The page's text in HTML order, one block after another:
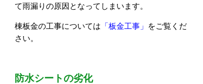
て雨漏りの原因となってしまいます。
棟板金の工事については 「板金工事」 をご覧くだ
さい。
防水シートの劣化